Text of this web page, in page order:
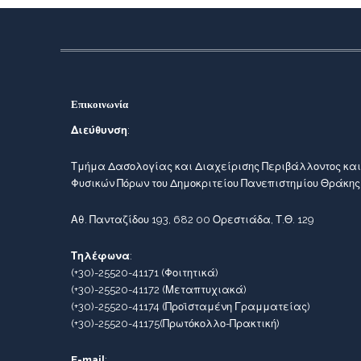
Επικοινωνία
Διεύθυνση:
Τμήμα Δασολογίας και Διαχείρισης Περιβάλλοντος και
Φυσικών Πόρων του Δημοκριτείου Πανεπιστημίου
Αθ. Πανταζίδου 193, 682 00 Ορεστιάδα, Τ.Θ. 129
Τηλέφωνα:
(+30)-25520-41171(Φοιτητικά)
(+30)-25520-41172 (Μεταπτυχιακά)
(+30)-25520-41174 (Προϊσταμένη Γραμματείας)
(+30)-25520-41175(Πρωτόκολλο-Πρακτική)